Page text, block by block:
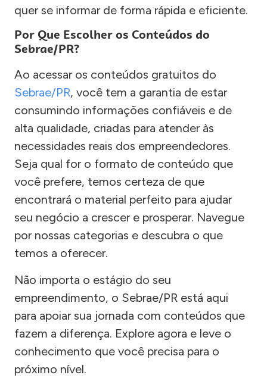
quer se informar de forma rápida e eficiente.
Por Que Escolher os Conteúdos do
Sebrae/PR?
Ao acessar os conteúdos gratuitos do
Sebrae/PR, você tem a garantia de estar
consumindo informações confiáveis e de
alta qualidade, criadas para atender às
necessidades reais dos empreendedores.
Seja qual for o formato de conteúdo que
você prefere, temos certeza de que
encontrará o material perfeito para ajudar
seu negócio a crescer e prosperar. Navegue
por nossas categorias e descubra o que
temos a oferecer.
Não importa o estágio do seu
empreendimento, o Sebrae/PR está aqui
para apoiar sua jornada com conteúdos que
fazem a diferença. Explore agora e leve o
conhecimento que você precisa para o
próximo nível.